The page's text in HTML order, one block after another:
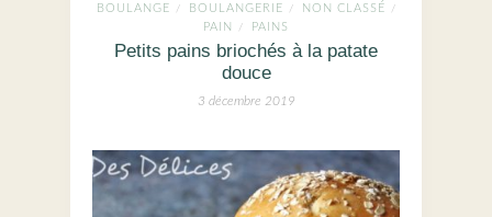
BOULANGE / BOULANGERIE / NON CLASSÉ /
PAIN / PAINS
Petits pains briochés à la patate
douce
3 décembre 2019